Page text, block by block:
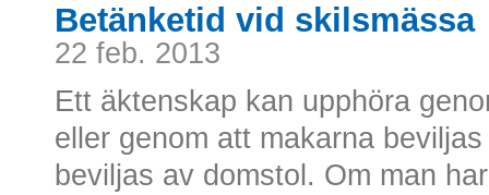
Betänketid vid skilsmässa
22 feb. 2013
Ett äktenskap kan upphöra
eller genom att makarna
beviljas av domstol. Om man